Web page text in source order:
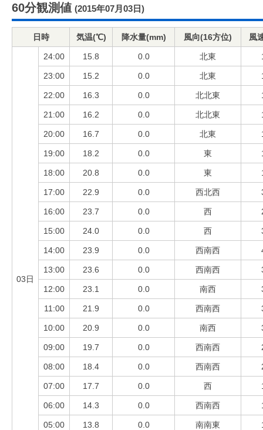
60分観測値 (2015年07月03日)
日時 気温(℃) 降水量(mm) 風向(16方位) 風
03日
24:00 15.8 0.0 北東
23:00 15.2 0.0 北東
22:00 16.3 0.0 北北東
21:00 16.2 0.0 北北東
20:00 16.7 0.0 北東
19:00 18.2 0.0 東
18:00 20.8 0.0 東
17:00 22.9 0.0 西北西
16:00 23.7 0.0 西
15:00 24.0 0.0 西
14:00 23.9 0.0 西南西
13:00 23.6 0.0 西南西
12:00 23.1 0.0 南西
11:00 21.9 0.0 西南西
10:00 20.9 0.0 南西
09:00 19.7 0.0 西南西
08:00 18.4 0.0 西南西
07:00 17.7 0.0 西
06:00 14.3 0.0 西南西
05:00 13.8 0.0 南南東